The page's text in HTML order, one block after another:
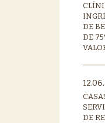
DE
DE
DE